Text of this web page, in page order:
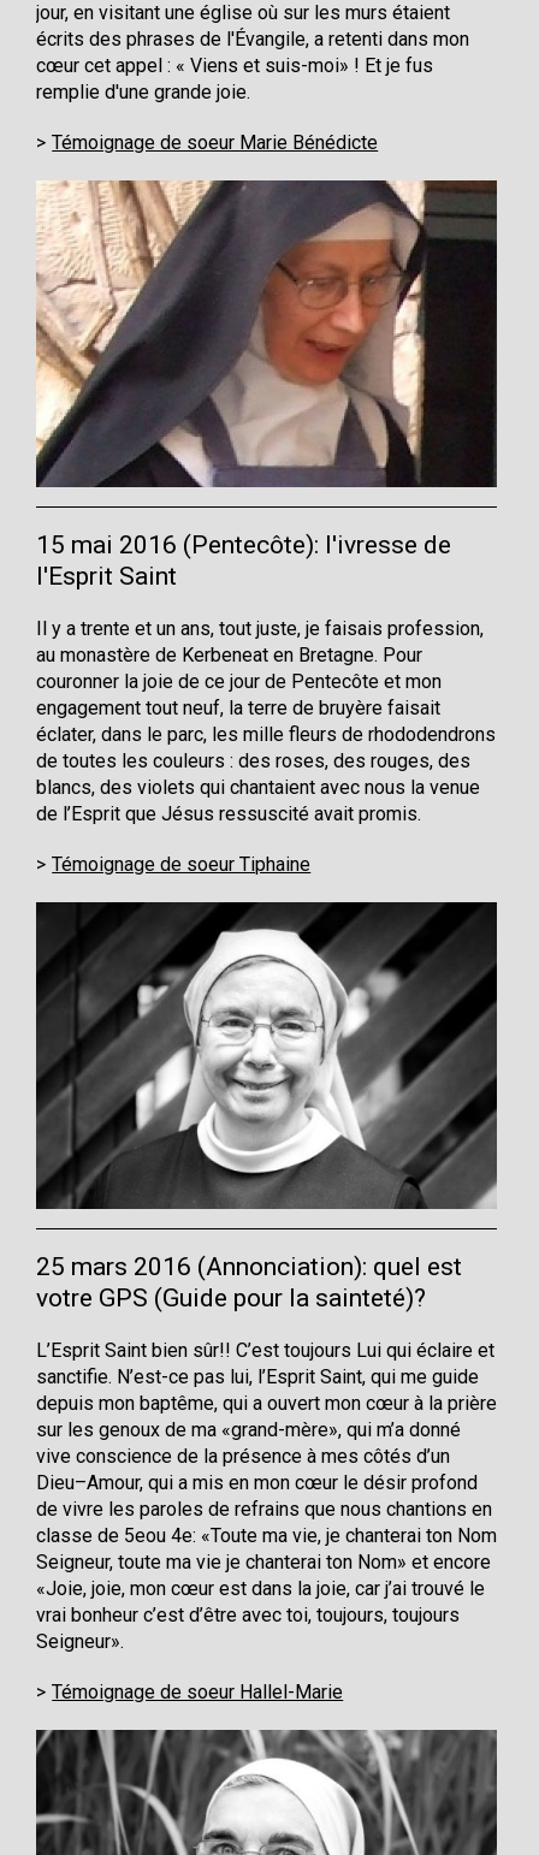
jour, en visitant une église où sur les murs étaient
écrits des phrases de l'Évangile, a retenti dans mon
cœur cet appel : « Viens et suis-moi» ! Et je fus
remplie d'une grande joie.
Témoignage de soeur Marie Bénédicte
15 mai 2016 (Pentecôte): l'ivresse de
l'Esprit Saint
Il y a trente et un ans, tout juste, je faisais profession,
au monastère de Kerbeneat en Bretagne. Pour
couronner la joie de ce jour de Pentecôte et mon
engagement tout neuf, la terre de bruyère faisait
éclater, dans le parc, les mille fleurs de rhododendrons
de toutes les couleurs : des roses, des rouges, des
blancs, des violets qui chantaient avec nous la venue
de l’Esprit que Jésus ressuscité avait promis.
Témoignage de soeur Tiphaine
25 mars 2016 (Annonciation): quel est
votre GPS (Guide pour la sainteté)?
L’Esprit Saint bien sûr!! C’est toujours Lui qui éclaire et
sanctifie. N’est-ce pas lui, l’Esprit Saint, qui me guide
depuis mon baptême, qui a ouvert mon cœur à la prière
sur les genoux de ma «grand-mère», qui m’a donné
vive conscience de la présence à mes côtés d’un
Dieu–Amour, qui a mis en mon cœur le désir profond
de vivre les paroles de refrains que nous chantions en
classe de 5eou 4e: «Toute ma vie, je chanterai ton Nom
Seigneur, toute ma vie je chanterai ton Nom» et encore
«Joie, joie, mon cœur est dans la joie, car j’ai trouvé le
vrai bonheur c’est d’être avec toi, toujours, toujours
Seigneur».
Témoignage de soeur Hallel-Marie